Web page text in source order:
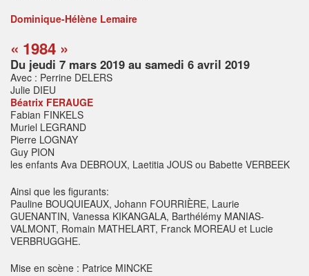
Dominique-Hélène Lemaire
« 1984 »
Du jeudi 7 mars 2019 au samedi 6 avril 2019
Avec : Perrine DELERS
Julie DIEU
Béatrix FERAUGE
Fabian FINKELS
Muriel LEGRAND
Pierre LOGNAY
Guy PION
les enfants Ava DEBROUX, Laetitia JOUS ou Babette VERBEEK
Ainsi que les figurants:
Pauline BOUQUIEAUX, Johann FOURRIÈRE, Laurie
GUENANTIN, Vanessa KIKANGALA, Barthélémy MANIAS-
VALMONT, Romain MATHELART, Franck MOREAU et Lucie
VERBRUGGHE.
Mise en scène : Patrice MINCKE